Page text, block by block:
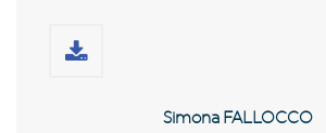
Simona FALLOCCO